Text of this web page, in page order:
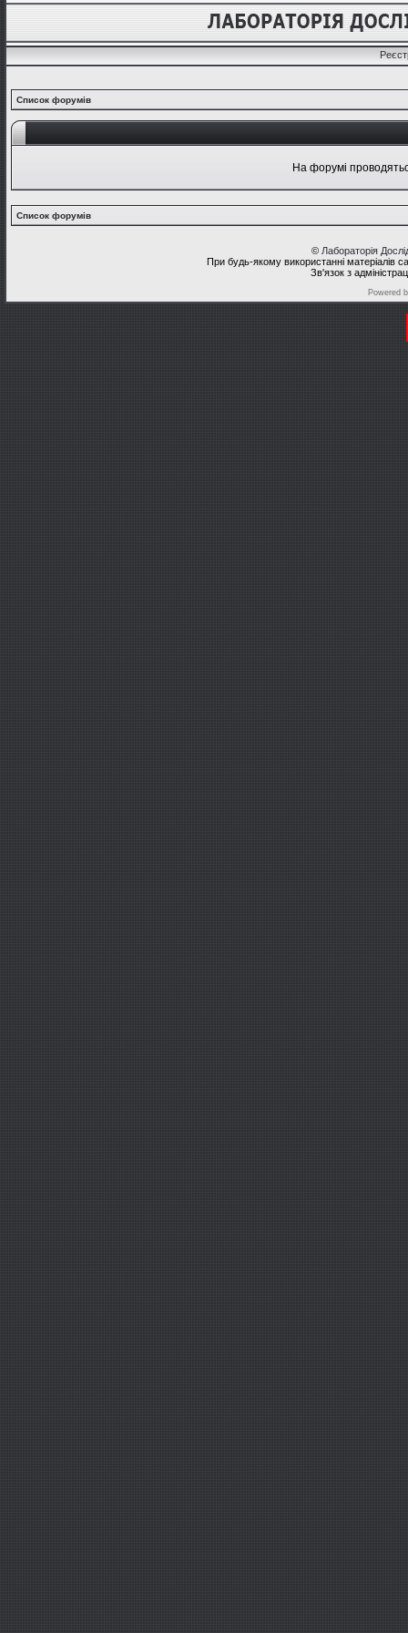
Список форумів
На форумі
Список форумів
© Лабораторія
При будь-якому використанні матеріалів
Зв'язок з
Powered